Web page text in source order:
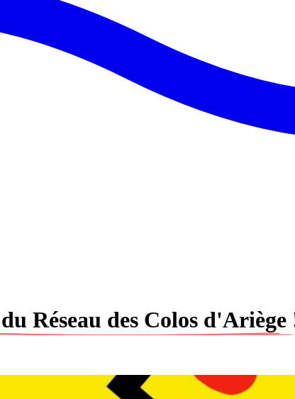
Réseau des Colos d'Ariège